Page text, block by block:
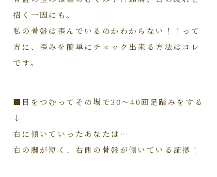
招く一因にも。
私の骨盤は歪んでいるのかわからない！！って
方に、歪みを簡単にチェック出来る方法はコレ
です。
■目をつむってその場で30～40回足踏みをする
↓
右に傾いていったあなたは…
右の脚が短く、右側の骨盤が傾いている証拠！